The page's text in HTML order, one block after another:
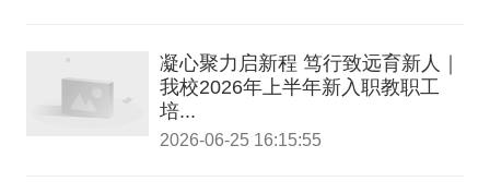
凝心聚力启新程 笃行致远育新人｜
我校2026年上半年新入职教职工
培...
2026-06-25 16:15:55